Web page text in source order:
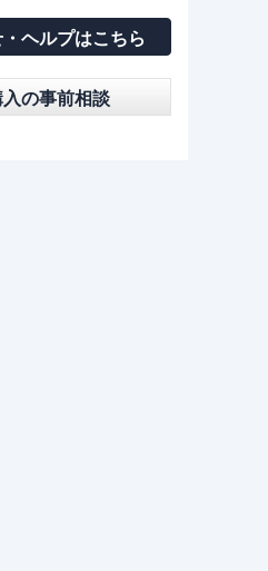
ヘルプはこちら
の事前相談